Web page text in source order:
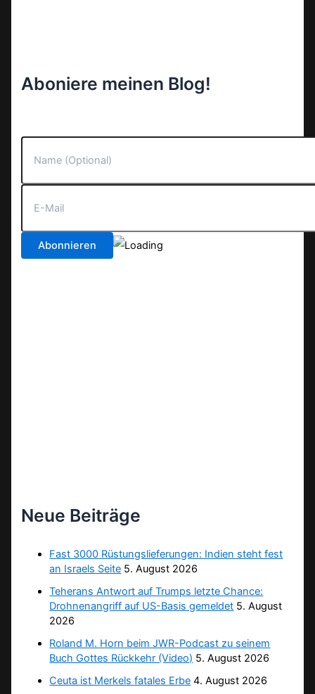
Aboniere meinen Blog!
Neue Beiträge
Fast 3000 Rüstungslieferungen: Indien steht fest
an Israels Seite 5. August 2026
Teherans Antwort auf Trumps letzte Chance:
Drohnenangriff auf US-Basis gemeldet 5. August
2026
Roland M. Horn beim JWR-Podcast zu seinem
Buch Gottes Rückkehr (Video) 5. August 2026
Ceuta ist Merkels fatales Erbe 4. August 2026